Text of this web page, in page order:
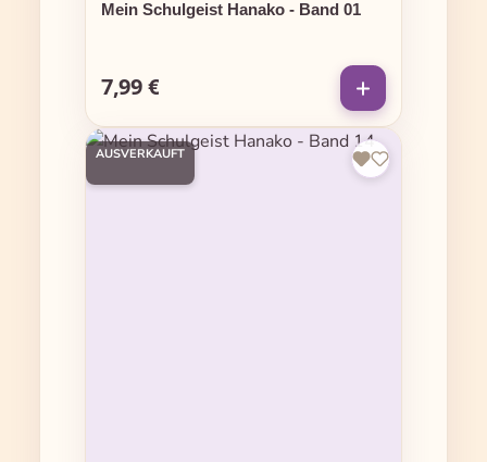
Mein Schulgeist Hanako - Band 01
Regulärer Preis:
7,99 €
AUSVERKAUFT